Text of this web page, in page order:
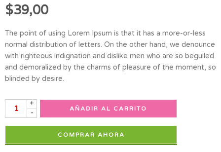
$39,00
The point of using Lorem Ipsum is that it has a more-or-less
normal distribution of letters. On the other hand, we denounce
with righteous indignation and dislike men who are so beguiled
and demoralized by the charms of pleasure of the moment, so
blinded by desire.
+
-
AÑADIR AL CARRITO
COMPRAR AHORA